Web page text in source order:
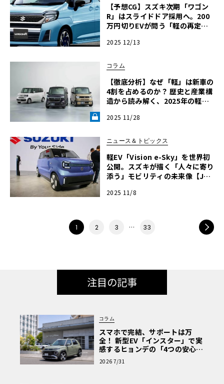
【予想CG】スズキ次期「ワゴン
R」はスライドドア採用へ。200
万円切りEVが問う「軽の再定
2025 12/13
コラム
【徹底分析】なぜ「軽」は新車の
4割を占めるのか？ 歴史と産業構
造から読み解く、2025年の軽自
界の研究】《LE VOLANT LAB》
2025 11/28
ニュース＆トピックス
軽EV「Vision e-Sky」を世界初
公開。スズキが描く「人々に寄り
添う」モビリティの未来像【JM
2025 11/8
1 2 3 … 33
注目の記事
コラム
スマホで完結、サポートは万
全！ 新型EV「インスター」で実
感するヒョンデの「4つの安心」
【第1回・ヒョンデ6つの疑問：
Why? Hyundai?】〈PR〉
2026 7/31